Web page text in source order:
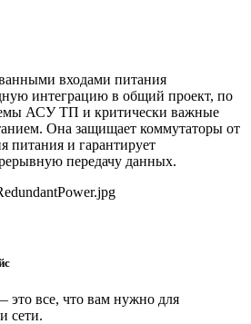
входами питания
интеграцию в общий проект, по
АСУ ТП и критически важные
Она защищает коммутаторы от
питания и гарантирует
передачу данных.
все, что вам нужно для
сети.